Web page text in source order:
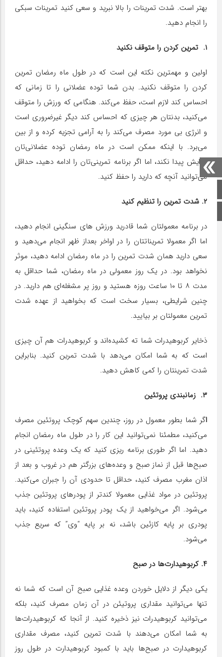
بهتر است. شدت تمرینات را بالا نبرید و سعی کنید تمرینات سبکی
را انجام دهید.
۱. تمرین کردن را متوقف نکنید
اولین و مهمترین نکته این است که در طول ماه رمضان تمرین
کردن را متوقف نکنید. بدن شما توده‌ عضلانی را تا زمانی که
احساس کند لازم است، حفظ می‌کند. هنگامی که ورزش را متوقف
می‌کنید، بدنتان هر چیزی که احساس کند دیگر غیرضروری است
و انرژی بی مورد مصرف می‌کند را به آرامی تجزیه کرده و از بین
می‌برد. با اینکه ممکن است در ماه رمضان توده عضلانی‌تان
افزایش پیدا نکند، اما اگر برنامه‌ تمرینی‌تان را ادامه دهید، حداقل
می‌توانید آنچه که دارید را حفظ کنید.
۲. شدت تمرین را تنظیم کنید
در برنامه‌ معمولتان شما قادرید ورزش های سنگینی انجام دهید،
اما اگر معمولا تمریناتتان را در اواخر بعداز ظهر انجام می‌دهید و
سعی دارید همان شدت تمرین را در ماه رمضان ادامه دهید، موثر
نخواهد بود. در یک روز معمولی در ماه رمضان، شما حداقل به
مدت ۸ تا ۱۰ ساعت روزه هستید و روز پر مشغله‌ای هم دارید. در
چنین شرایطی، بسیار سخت است که بخواهید از عهده‌ شدت
تمرین معمولتان بر بیایید.
ذخایر کربوهیدرات شما ته کشیده‌اند و کربوهیدرات هم آن چیزی
است که به شما امکان می‌دهد با شدت تمرین کنید. بنابراین
شدت تمرینتان را کمی کاهش دهید.
۳. زمانبندی پروتئین
اگر شما بطور معمول در روز، چندین سهم کوچک پروتئین مصرف
می‌کنید، مطمئنا نمی‌توانید این کار را در طول ماه رمضان انجام
دهید. اما اگر طوری برنامه ریزی کنید که یک وعده پروتئینی در
صبح‌ها قبل از نماز صبح و وعده‌های بزرگتر هم در غروب و بعد از
اذان مغرب مصرف کنید، حداقل تا حدودی آن را جبران می‌کنید.
پروتئین در مواد غذایی معمولا کندتر از پودرهای پروتئین جذب
می‌شود. اگر می‌خواهید از یک پودر پروتئین استفاده کنید، باید
پودری بر پایه کازئین باشد، نه بر پایه “وی” که سریع جذب
می‌شود.
۴. کربوهیدارت‌ها در صبح
یکی دیگر از دلایل خوردن وعده غذایی صبح آن است که شما نه
تنها می‌توانید مقداری پروتیئن در آن زمان مصرف کنید، بلکه
می‌توانید کربوهیدرات نیز ذخیره کنید. از آنجا که کربوهیدرات‌ها
به شما امکان می‌دهند با شدت تمرین کنید، مصرف مقداری
کربوهیدارت در صبح‌ها باید با کمبود کربوهیدارت در طول روز